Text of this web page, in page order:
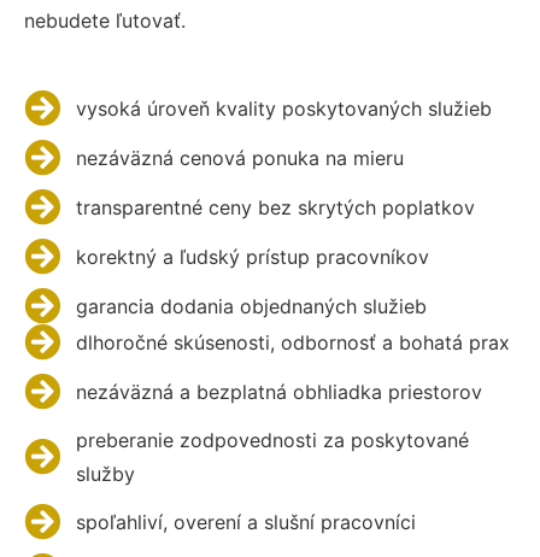
nebudete ľutovať.
vysoká úroveň kvality poskytovaných služieb
nezáväzná cenová ponuka na mieru
transparentné ceny bez skrytých poplatkov
korektný a ľudský prístup pracovníkov
garancia dodania objednaných služieb
dlhoročné skúsenosti, odbornosť a bohatá prax
nezáväzná a bezplatná obhliadka priestorov
preberanie zodpovednosti za poskytované
služby
spoľahliví, overení a slušní pracovníci